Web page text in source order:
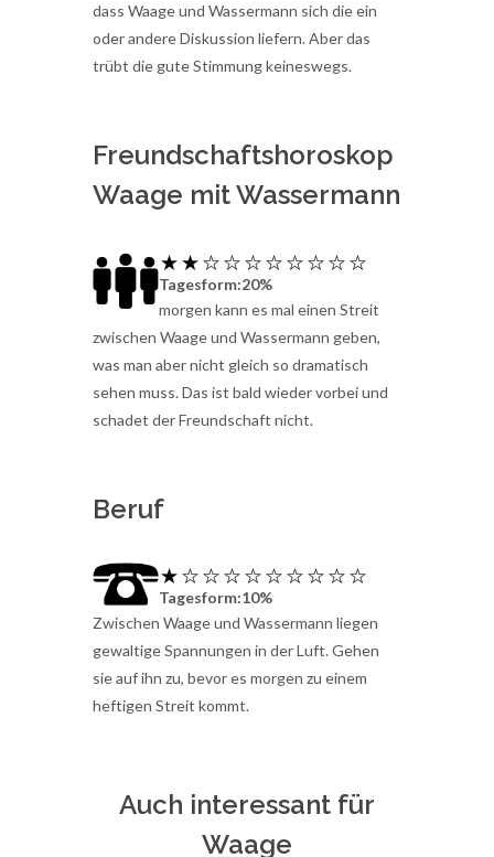
dass Waage und Wassermann sich die ein
oder andere Diskussion liefern. Aber das
trübt die gute Stimmung keineswegs.
Freundschaftshoroskop
Waage mit Wassermann
Tagesform:20%
morgen kann es mal einen Streit
zwischen Waage und Wassermann geben,
was man aber nicht gleich so dramatisch
sehen muss. Das ist bald wieder vorbei und
schadet der Freundschaft nicht.
Beruf
Tagesform:10%
Zwischen Waage und Wassermann liegen
gewaltige Spannungen in der Luft. Gehen
sie auf ihn zu, bevor es morgen zu einem
heftigen Streit kommt.
Auch interessant für
Waage